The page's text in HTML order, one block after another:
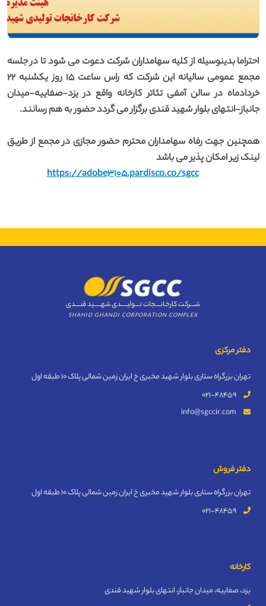
احتراما بدینوسیله از کلیه سهامداران شرکت دعوت می شود تا در جلسه
مجمع عمومی سالیانه این شرکت که راس ساعت 15 روز یکشنبه 22
خردادماه در سالن آمفی تئاتر کارخانه واقع در یزد-صفاییه-میدان
جانباز-انتهای بلوار شهید قندی برگزار می گردد حضور به هم رسانند.
همچنین جهت رفاه سهامداران محترم حضور مجازی در مجمع از طریق
لینک زیر امکان پذیر می باشد
https://adobe3105.pardisco.co/sgcc
شــــرکت کارخـانــــجات تــــولیـــــدی شهــــــید قنــــدی
SHAHID GHANDI CORPORATION COMPLEX
دفتر مرکزی
تهران بزرگراه ستاری بلوار شهید مخبری خ ایران زمین شمالی پلاک 10 طبقه اول
دفتر فروش
تهران بزرگراه ستاری بلوار شهید مخبری خ ایران زمین شمالی پلاک 10 طبقه اول
کارخانه
یزد، صفاییه، میدان جانباز، انتهای بلوار شهید قندی